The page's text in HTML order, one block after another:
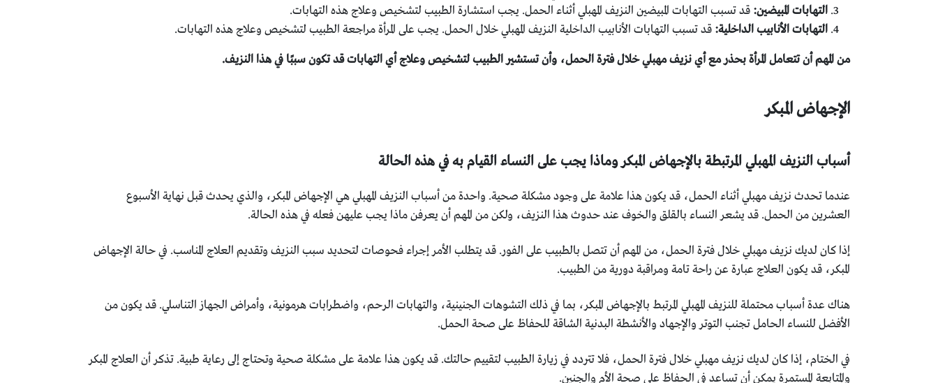
التهابات المبيضين: قد تسبب التهابات المبيضين النزيف المهبلي أثناء الحمل. يجب استشارة الطبيب لتشخيص وعلاج هذه التهابات.
التهابات الأنابيب الداخلية: قد تسبب التهابات الأنابيب الداخلية النزيف المهبلي خلال الحمل. يجب على المرأة مراجعة الطبيب لتشخيص وعلاج هذه التهابات.
من المهم أن تتعامل المرأة بحذر مع أي نزيف مهبلي خلال فترة الحمل، وأن تستشير الطبيب لتشخيص وعلاج أي التهابات قد تكون سببًا في هذا النزيف.
الإجهاض المبكر
أسباب النزيف المهبلي المرتبطة بالإجهاض المبكر وماذا يجب على النساء القيام به في هذه الحالة
عندما تحدث نزيف مهبلي أثناء الحمل، قد يكون هذا علامة على وجود مشكلة صحية. واحدة من أسباب النزيف المهبلي هي الإجهاض المبكر، والذي يحدث قبل نهاية الأسبوع
العشرين من الحمل. قد يشعر النساء بالقلق والخوف عند حدوث هذا النزيف، ولكن من المهم أن يعرفن ماذا يجب عليهن فعله في هذه الحالة.
إذا كان لديك نزيف مهبلي خلال فترة الحمل، من المهم أن تتصل بالطبيب على الفور. قد يتطلب الأمر إجراء فحوصات لتحديد سبب النزيف وتقديم العلاج المناسب. في حالة الإجهاض
المبكر، قد يكون العلاج عبارة عن راحة تامة ومراقبة دورية من الطبيب.
هناك عدة أسباب محتملة للنزيف المهبلي المرتبط بالإجهاض المبكر، بما في ذلك التشوهات الجنينية، والتهابات الرحم، واضطرابات هرمونية، وأمراض الجهاز التناسلي. قد يكون من
الأفضل للنساء الحامل تجنب التوتر والإجهاد والأنشطة البدنية الشاقة للحفاظ على صحة الحمل.
في الختام، إذا كان لديك نزيف مهبلي خلال فترة الحمل، فلا تتردد في زيارة الطبيب لتقييم حالتك. قد يكون هذا علامة على مشكلة صحية وتحتاج إلى رعاية طبية. تذكر أن العلاج المبكر
والمتابعة المستمرة يمكن أن تساعد في الحفاظ على صحة الأم والجنين.